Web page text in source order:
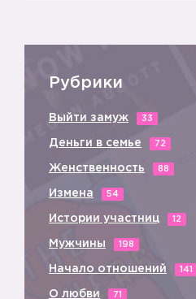
Рубрики
Выйти замуж 33
Деньги в семье 72
Женственность 88
Измена 54
Истории участниц 12
Мужчины 198
Начало отношений 141
О любви 71